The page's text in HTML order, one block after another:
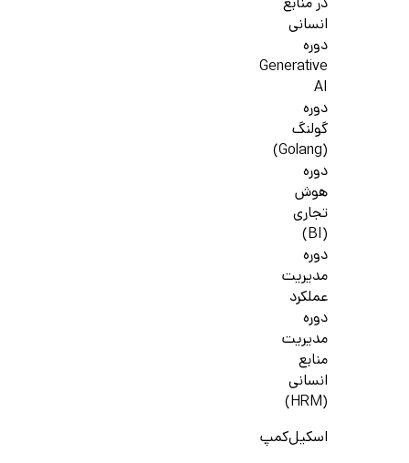
در منابع
انسانی
دوره
Generative
AI
دوره
گولنگ
(Golang)
دوره
هوش
تجاری
(BI)
دوره
مدیریت
عملکرد
دوره
مدیریت
منابع
انسانی
(HRM)
اسکیل‌کمپ